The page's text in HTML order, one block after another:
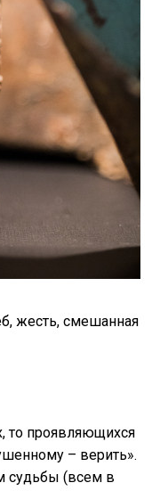
жесть, смешанная
то проявляющихся
– верить».
судьбы (всем в